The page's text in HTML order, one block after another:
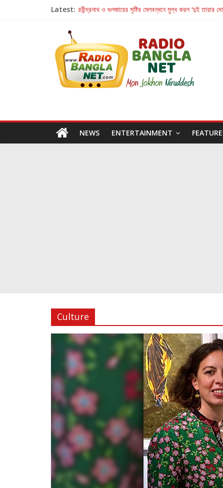
Latest: রবীন্দ্রনাথ ও গুলজারের সৃষ্টির মেলবন্ধনে মুগ্ধ করল ‘দুই তারার
Retribution: A Thought-Provoking Short
হাওয়া বদলের টলিউডে ‘তুমি এলে তাই’
NEWS ENTERTAINMENT
Culture